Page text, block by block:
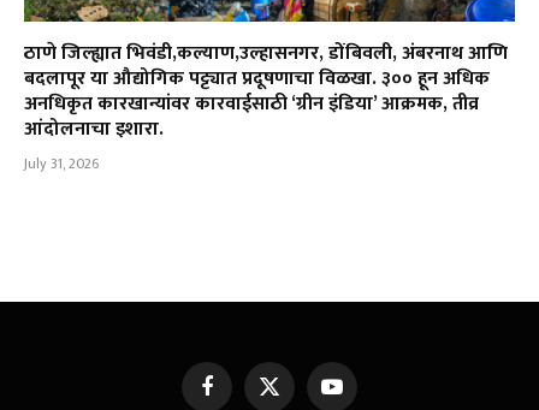
ठाणे जिल्ह्यात भिवंडी,कल्याण,उल्हासनगर, डोंबिवली, अंबरनाथ आणि
बदलापूर या औद्योगिक पट्ट्यात प्रदूषणाचा विळखा. ३०० हून अधिक
अनधिकृत कारखान्यांवर कारवाईसाठी ‘ग्रीन इंडिया’ आक्रमक, तीव्र
आंदोलनाचा इशारा.
July 31, 2026
FacebookX
YouTube